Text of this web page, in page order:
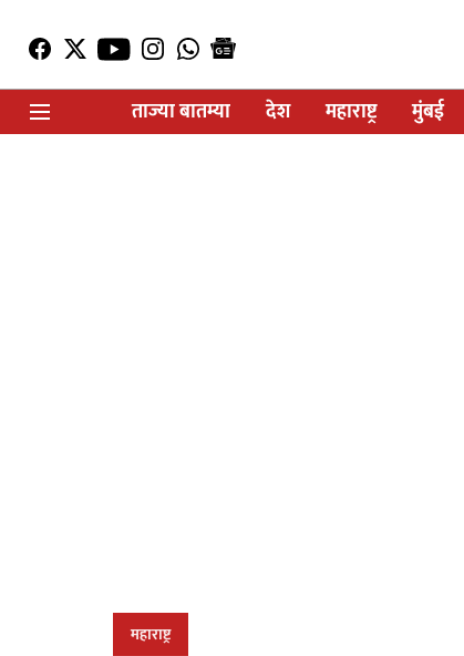
ताज्या बातम्या
देश महाराष्ट्र मुंबई
महाराष्ट्र